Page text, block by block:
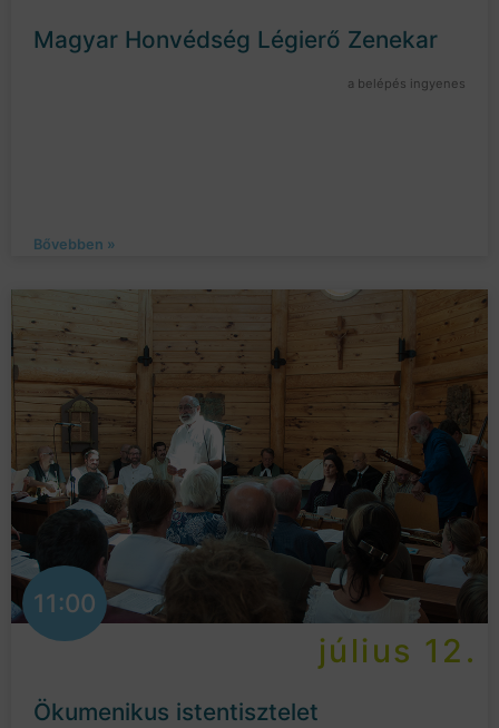
Magyar Honvédség Légierő Zenekar
a belépés ingyenes
Bővebben »
11:00
július 12.
Ökumenikus istentisztelet